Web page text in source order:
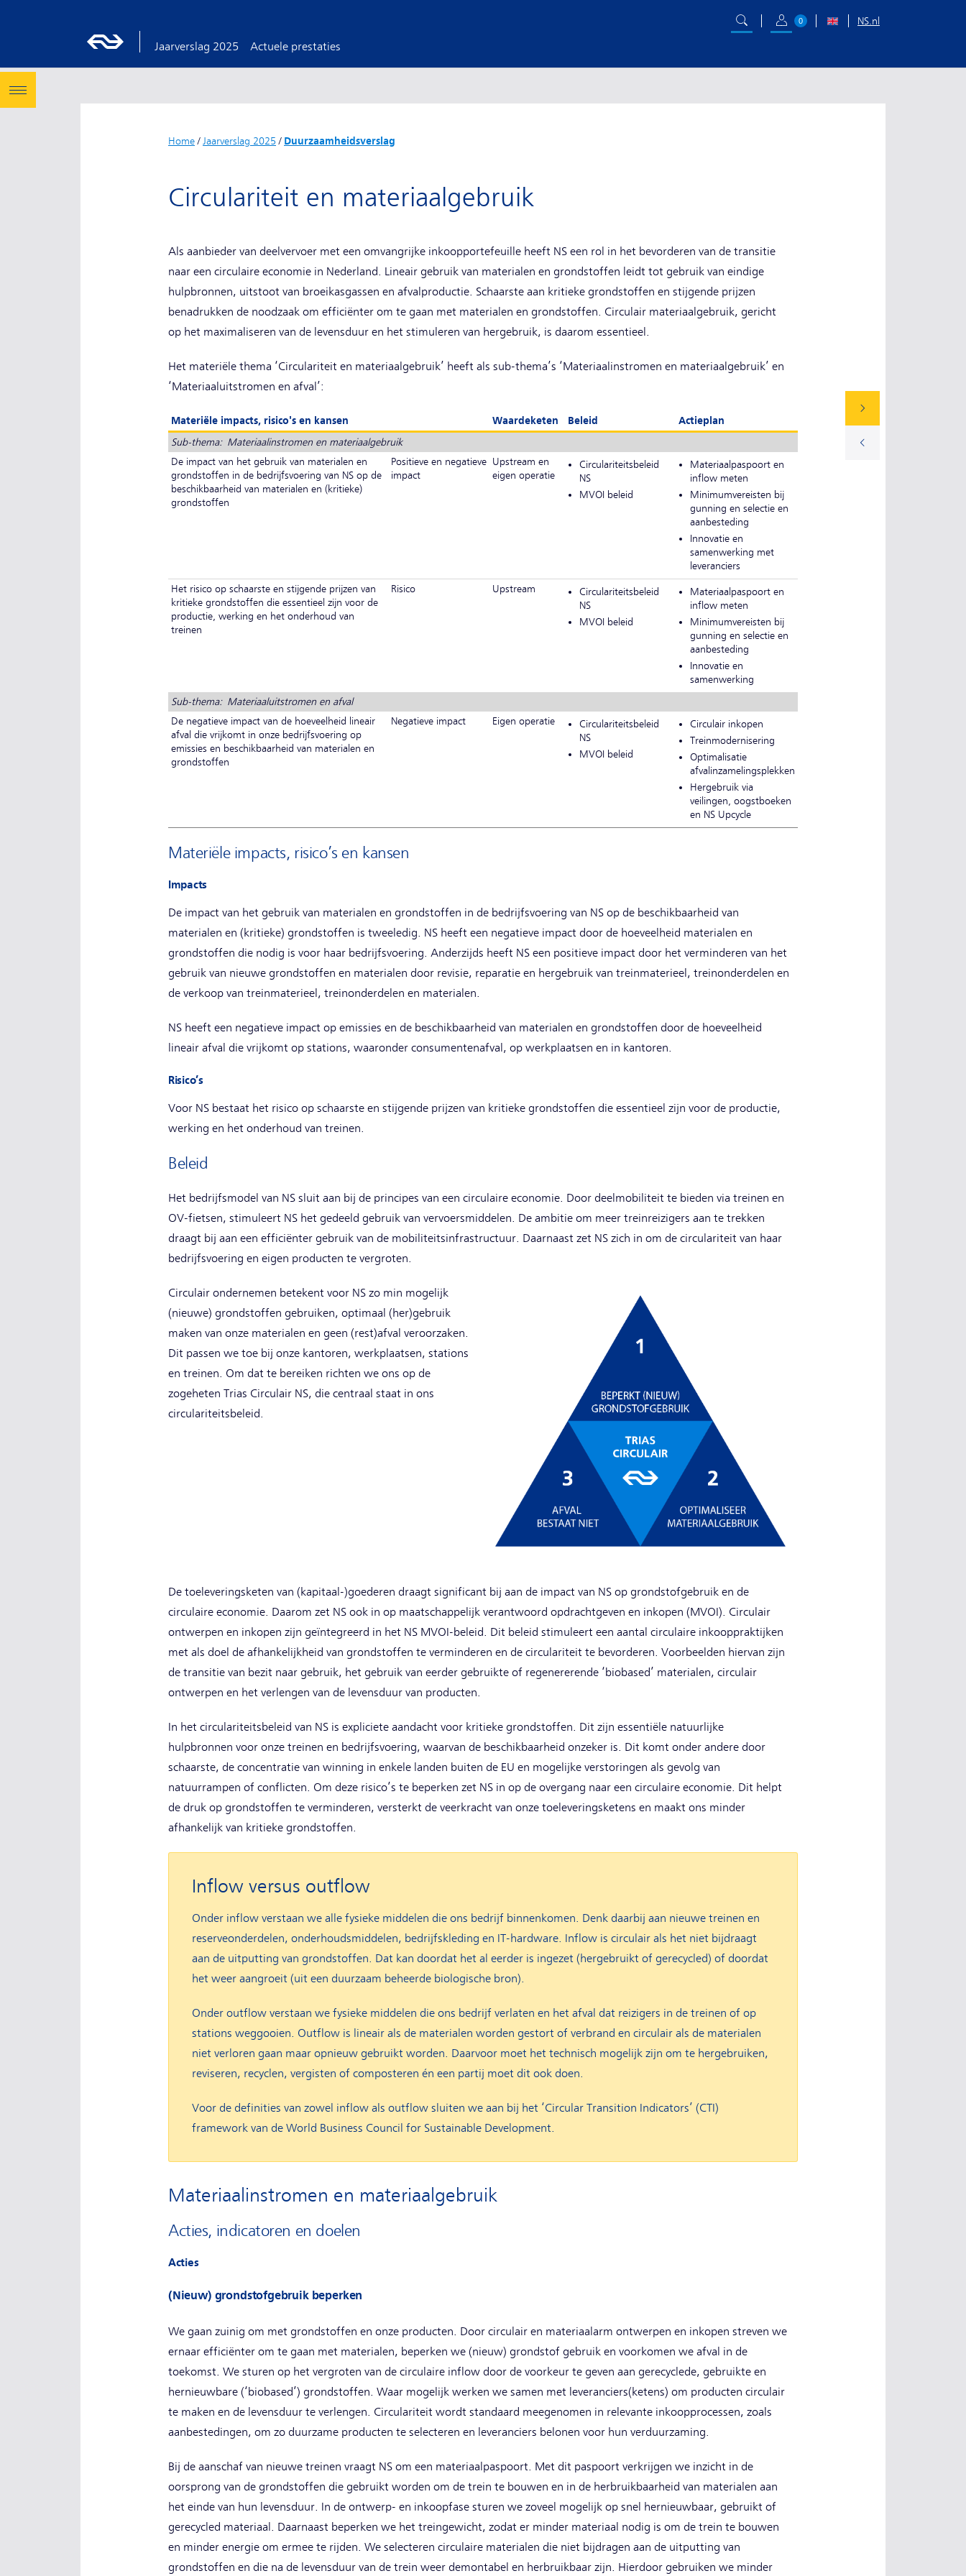
Jaarverslag 2025 Actuele prestaties
0 NS.nl
Home/ Jaarverslag 2025 / Duurzaamheidsverslag
Circulariteit en materiaalgebruik
Als aanbieder van deelvervoer met een omvangrijke inkoopportefeuille heeft NS een rol in het bevorderen van de transitie
naar een circulaire economie in Nederland. Lineair gebruik van materialen en grondstoffen leidt tot gebruik van eindige
hulpbronnen, uitstoot van broeikasgassen en afvalproductie. Schaarste aan kritieke grondstoffen en stijgende prijzen
benadrukken de noodzaak om efficiënter om te gaan met materialen en grondstoffen. Circulair materiaalgebruik, gericht
op het maximaliseren van de levensduur en het stimuleren van hergebruik, is daarom essentieel.
Het materiële thema ‘Circulariteit en materiaalgebruik’ heeft als sub-thema’s ‘Materiaalinstromen en materiaalgebruik’ en
‘Materiaaluitstromen en afval’:
Materiële impacts, risico's en kansen Waardeketen Beleid
Actieplan
Sub-thema: Materiaalinstromen en materiaalgebruik
De impact van het gebruik van materialen en
grondstoffen in de bedrijfsvoering van NS op de
beschikbaarheid van materialen en (kritieke)
grondstoffen
Positieve en negatieve
impact
Upstream en
eigen operatie
Circulariteitsbeleid
NS
MVOI beleid
Materiaalpaspoort en
inflow meten
Minimumvereisten bij
gunning en selectie en
aanbesteding
Innovatie en
samenwerking met
leveranciers
Het risico op schaarste en stijgende prijzen van
kritieke grondstoffen die essentieel zijn voor de
productie, werking en het onderhoud van
treinen
Risico Upstream
Circulariteitsbeleid
NS
MVOI beleid
Materiaalpaspoort en
inflow meten
Minimumvereisten bij
gunning en selectie en
aanbesteding
Innovatie en
samenwerking
Sub-thema: Materiaaluitstromen en afval
De negatieve impact van de hoeveelheid lineair
afval die vrijkomt in onze bedrijfsvoering op
emissies en beschikbaarheid van materialen en
grondstoffen
Negatieve impact Eigen operatie
Circulariteitsbeleid
NS
MVOI beleid
Circulair inkopen
Treinmodernisering
Optimalisatie
afvalinzamelingsplekken
Hergebruik via
veilingen, oogstboeken
en NS Upcycle
Materiële impacts, risico’s en kansen
Impacts
De impact van het gebruik van materialen en grondstoffen in de bedrijfsvoering van NS op de beschikbaarheid van
materialen en (kritieke) grondstoffen is tweeledig. NS heeft een negatieve impact door de hoeveelheid materialen en
grondstoffen die nodig is voor haar bedrijfsvoering. Anderzijds heeft NS een positieve impact door het verminderen van het
gebruik van nieuwe grondstoffen en materialen door revisie, reparatie en hergebruik van treinmaterieel, treinonderdelen en
de verkoop van treinmaterieel, treinonderdelen en materialen.
NS heeft een negatieve impact op emissies en de beschikbaarheid van materialen en grondstoffen door de hoeveelheid
lineair afval die vrijkomt op stations, waaronder consumentenafval, op werkplaatsen en in kantoren.
Risico’s
Voor NS bestaat het risico op schaarste en stijgende prijzen van kritieke grondstoffen die essentieel zijn voor de productie,
werking en het onderhoud van treinen.
Beleid
Het bedrijfsmodel van NS sluit aan bij de principes van een circulaire economie. Door deelmobiliteit te bieden via treinen en
OV-fietsen, stimuleert NS het gedeeld gebruik van vervoersmiddelen. De ambitie om meer treinreizigers aan te trekken
draagt bij aan een efficiënter gebruik van de mobiliteitsinfrastructuur. Daarnaast zet NS zich in om de circulariteit van haar
bedrijfsvoering en eigen producten te vergroten.
Circulair ondernemen betekent voor NS zo min mogelijk
(nieuwe) grondstoffen gebruiken, optimaal (her)gebruik
maken van onze materialen en geen (rest)afval veroorzaken.
Dit passen we toe bij onze kantoren, werkplaatsen, stations
en treinen. Om dat te bereiken richten we ons op de
zogeheten Trias Circulair NS, die centraal staat in ons
circulariteitsbeleid.
De toeleveringsketen van (kapitaal-)goederen draagt significant bij aan de impact van NS op grondstofgebruik en de
circulaire economie. Daarom zet NS ook in op maatschappelijk verantwoord opdrachtgeven en inkopen (MVOI). Circulair
ontwerpen en inkopen zijn geïntegreerd in het NS MVOI-beleid. Dit beleid stimuleert een aantal circulaire inkooppraktijken
met als doel de afhankelijkheid van grondstoffen te verminderen en de circulariteit te bevorderen. Voorbeelden hiervan zijn
de transitie van bezit naar gebruik, het gebruik van eerder gebruikte of regenererende ‘biobased’ materialen, circulair
ontwerpen en het verlengen van de levensduur van producten.
In het circulariteitsbeleid van NS is expliciete aandacht voor kritieke grondstoffen. Dit zijn essentiële natuurlijke
hulpbronnen voor onze treinen en bedrijfsvoering, waarvan de beschikbaarheid onzeker is. Dit komt onder andere door
schaarste, de concentratie van winning in enkele landen buiten de EU en mogelijke verstoringen als gevolg van
natuurrampen of conflicten. Om deze risico’s te beperken zet NS in op de overgang naar een circulaire economie. Dit helpt
de druk op grondstoffen te verminderen, versterkt de veerkracht van onze toeleveringsketens en maakt ons minder
afhankelijk van kritieke grondstoffen.
Inflow versus outflow
Onder inflow verstaan we alle fysieke middelen die ons bedrijf binnenkomen. Denk daarbij aan nieuwe treinen en
reserveonderdelen, onderhoudsmiddelen, bedrijfskleding en IT-hardware. Inflow is circulair als het niet bijdraagt
aan de uitputting van grondstoffen. Dat kan doordat het al eerder is ingezet (hergebruikt of gerecycled) of doordat
het weer aangroeit (uit een duurzaam beheerde biologische bron).
Onder outflow verstaan we fysieke middelen die ons bedrijf verlaten en het afval dat reizigers in de treinen of op
stations weggooien. Outflow is lineair als de materialen worden gestort of verbrand en circulair als de materialen
niet verloren gaan maar opnieuw gebruikt worden. Daarvoor moet het technisch mogelijk zijn om te hergebruiken,
reviseren, recyclen, vergisten of composteren én een partij moet dit ook doen.
Voor de definities van zowel inflow als outflow sluiten we aan bij het ‘Circular Transition Indicators’ (CTI)
framework van de World Business Council for Sustainable Development.
Materiaalinstromen en materiaalgebruik
Acties, indicatoren en doelen
Acties
(Nieuw) grondstofgebruik beperken
We gaan zuinig om met grondstoffen en onze producten. Door circulair en materiaalarm ontwerpen en inkopen streven we
ernaar efficiënter om te gaan met materialen, beperken we (nieuw) grondstof gebruik en voorkomen we afval in de
toekomst. We sturen op het vergroten van de circulaire inflow door de voorkeur te geven aan gerecyclede, gebruikte en
hernieuwbare (‘biobased’) grondstoffen. Waar mogelijk werken we samen met leveranciers(ketens) om producten circulair
te maken en de levensduur te verlengen. Circulariteit wordt standaard meegenomen in relevante inkoopprocessen, zoals
aanbestedingen, om zo duurzame producten te selecteren en leveranciers belonen voor hun verduurzaming.
Bij de aanschaf van nieuwe treinen vraagt NS om een materiaalpaspoort. Met dit paspoort verkrijgen we inzicht in de
oorsprong van de grondstoffen die gebruikt worden om de trein te bouwen en in de herbruikbaarheid van materialen aan
het einde van hun levensduur. In de ontwerp- en inkoopfase sturen we zoveel mogelijk op snel hernieuwbaar, gebruikt of
gerecycled materiaal. Daarnaast beperken we het treingewicht, zodat er minder materiaal nodig is om de trein te bouwen
en minder energie om ermee te rijden. We selecteren circulaire materialen die niet bijdragen aan de uitputting van
grondstoffen en die na de levensduur van de trein weer demontabel en herbruikbaar zijn. Hierdoor gebruiken we minder